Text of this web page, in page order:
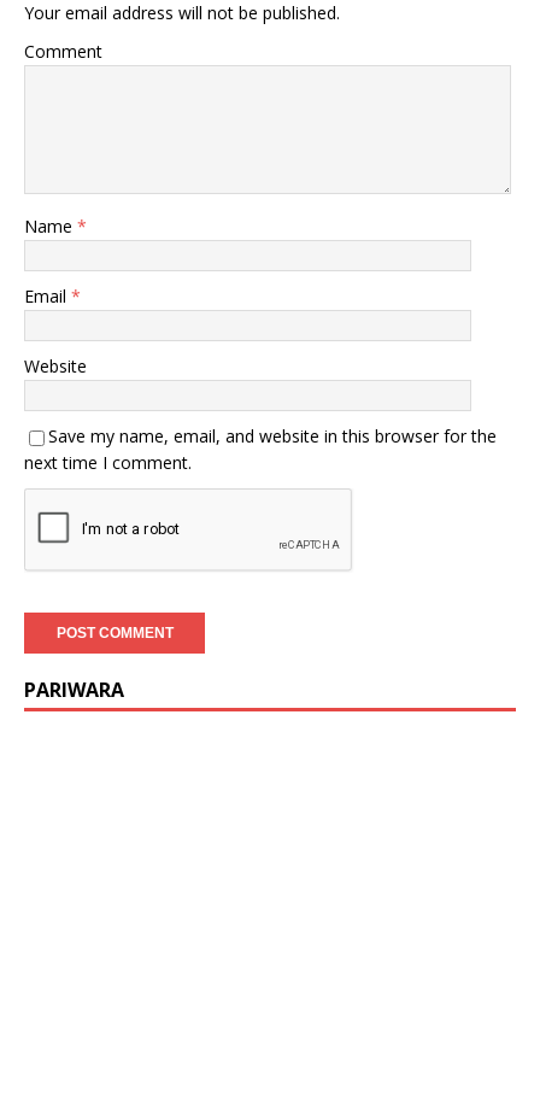
Your email address will not be published.
Comment
Name *
Email *
Website
Save my name, email, and website in this browser for the
next time I comment.
PARIWARA